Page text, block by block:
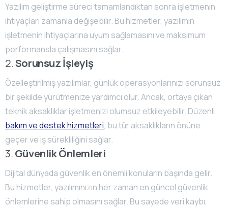
Yazılım geliştirme süreci tamamlandıktan sonra işletmenin
ihtiyaçları zamanla değişebilir. Bu hizmetler, yazılımın
işletmenin ihtiyaçlarına uyum sağlamasını ve maksimum
performansla çalışmasını sağlar.
2.Sorunsuz İşleyiş
Özelleştirilmiş yazılımlar, günlük operasyonlarınızı sorunsuz
bir şekilde yürütmenize yardımcı olur. Ancak, ortaya çıkan
teknik aksaklıklar işletmenizi olumsuz etkileyebilir. Düzenli
bakım ve destek hizmetleri, bu tür aksaklıkların önüne
geçer ve iş sürekliliğini sağlar.
3.Güvenlik Önlemleri
Dijital dünyada güvenlik en önemli konuların başında gelir.
Bu hizmetler, yazılımınızın her zaman en güncel güvenlik
önlemlerine sahip olmasını sağlar. Bu sayede veri kaybı,